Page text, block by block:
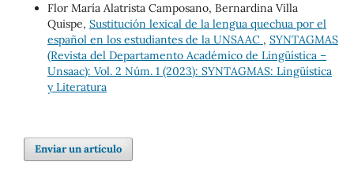
Flor María Alatrista Camposano, Bernardina Villa
Quispe, Sustitución lexical de la lengua quechua por el
español en los estudiantes de la UNSAAC , SYNTAGMAS
(Revista del Departamento Académico de Lingüística –
Unsaac): Vol. 2 Núm. 1 (2023): SYNTAGMAS: Lingüística
y Literatura
Enviar un artículo